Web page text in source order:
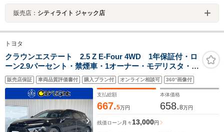
販売店： シティライト ジャック店
トヨタ
クラウンエステート 2.5 Z E-Four 4WD 1年保証付・ロ
ーン2.9パーセント・禁煙車・1オーナー・モデリスタ・パ
ノラマルーフ・ルーフレール・12型ナビ・TV・
Bluetooth・パノラミックビューモニター・トヨタセーフ
ティ・トヨタチームメイト・黒レザーシート
販売店保証 車両品質評価書付 購入プラン付 オンライン相談可 360°画像付
支払総額
667.5万円
本体価格
658.8万円
残価ローン 月々13,000円